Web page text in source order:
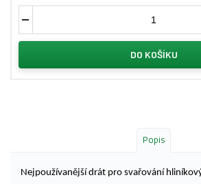
DO KOŠÍKU
Popis
Nejpoužívanější drát pro svařování